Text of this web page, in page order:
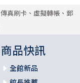
傳真刷卡、虛擬轉帳、郵
商品快訊
全館新品